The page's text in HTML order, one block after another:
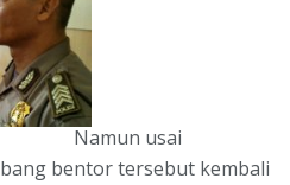
Namun usai
bentor tersebut kembali